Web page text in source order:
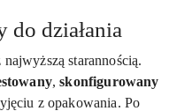
do działania
starannością.
,skonfigurowany
z opakowania. Po